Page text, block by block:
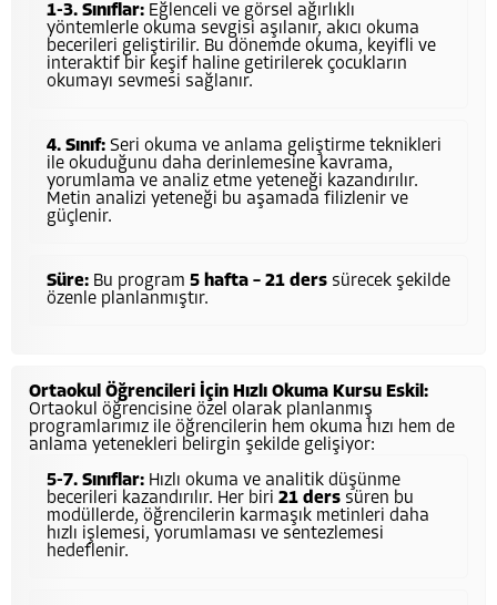
1-3. Sınıflar: Eğlenceli ve görsel ağırlıklı
yöntemlerle okuma sevgisi aşılanır, akıcı okuma
becerileri geliştirilir. Bu dönemde okuma, keyifli ve
interaktif bir keşif haline getirilerek çocukların
okumayı sevmesi sağlanır.
4. Sınıf: Seri okuma ve anlama geliştirme teknikleri
ile okuduğunu daha derinlemesine kavrama,
yorumlama ve analiz etme yeteneği kazandırılır.
Metin analizi yeteneği bu aşamada filizlenir ve
güçlenir.
Süre: Bu program 5 hafta – 21 ders sürecek şekilde
özenle planlanmıştır.
Ortaokul Öğrencileri İçin Hızlı Okuma Kursu Eskil:
Ortaokul öğrencisine özel olarak planlanmış
programlarımız ile öğrencilerin hem okuma hızı hem de
anlama yetenekleri belirgin şekilde gelişiyor:
5-7. Sınıflar: Hızlı okuma ve analitik düşünme
becerileri kazandırılır. Her biri 21 ders süren bu
modüllerde, öğrencilerin karmaşık metinleri daha
hızlı işlemesi, yorumlaması ve sentezlemesi
hedeflenir.